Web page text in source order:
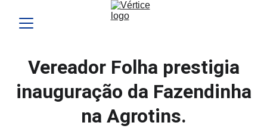
Vereador Folha prestigia
inauguração da Fazendinha
na Agrotins.